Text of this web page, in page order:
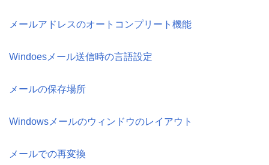
メールアドレスのオートコンプリート機能
Windoesメール送信時の言語設定
メールの保存場所
Windowsメールのウィンドウのレイアウト
メールでの再変換